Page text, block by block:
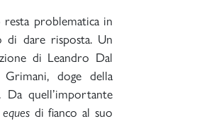
problematica in
di dare risposta. Un
di Leandro Dal
doge della
quell’importante
equesdi fianco al suo